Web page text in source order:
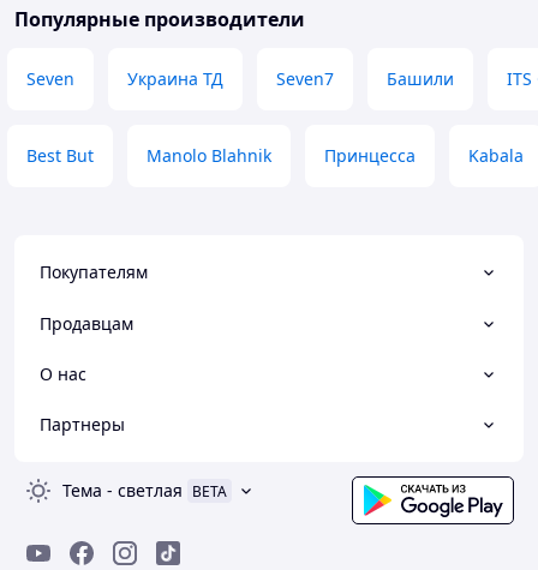
дуже
Популярные производители
Seven Украина ТД Seven7 Башили ITS
Best But Manolo Blahnik Принцесса Kabala
Покупателям
Продавцам
О нас
Партнеры
Тема - светлая BETA